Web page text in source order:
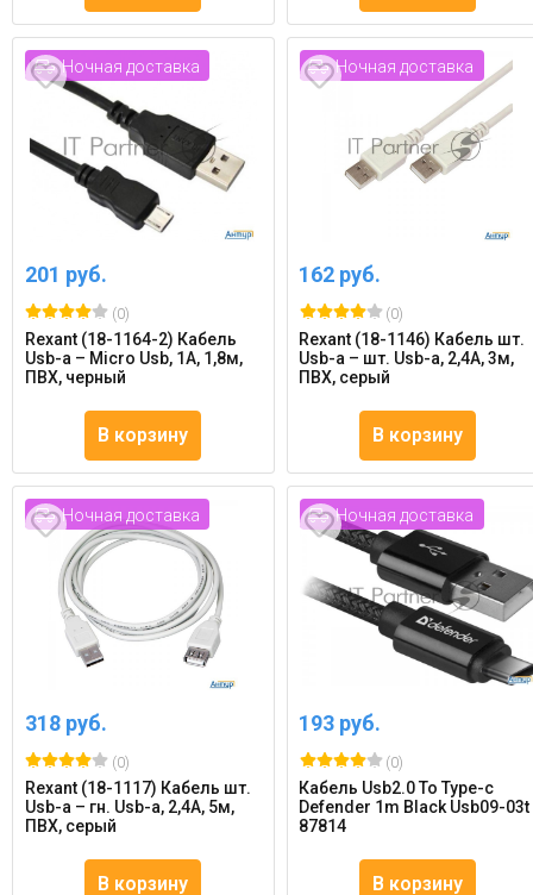
Ночная доставка
201 руб.
(0)
Rexant (18-1164-2) Кабель
Usb-a – Micro Usb, 1А, 1,8м,
ПВХ, черный
В корзину
Ночная доставка
162 руб.
(0)
Rexant (18-1146) Кабель шт.
Usb-a – шт. Usb-a, 2,4А, 3м,
ПВХ, серый
В корзину
Ночная доставка
318 руб.
(0)
Rexant (18-1117) Кабель шт.
Usb-a – гн. Usb-a, 2,4А, 5м,
ПВХ, серый
В корзину
Ночная доставка
193 руб.
(0)
Кабель Usb2.0 To Type-c
Defender 1m Black Usb09-03t
87814
В корзину